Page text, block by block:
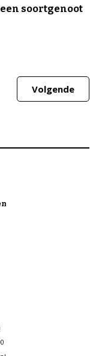
soortgenoot
Volgende